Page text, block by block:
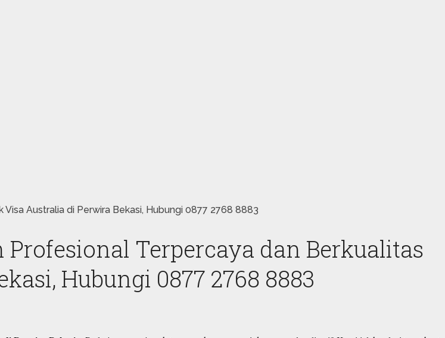
Australia di Perwira Bekasi, Hubungi 0877 2768 8883
Terpercaya dan Berkualitas
Hubungi 0877 2768 8883